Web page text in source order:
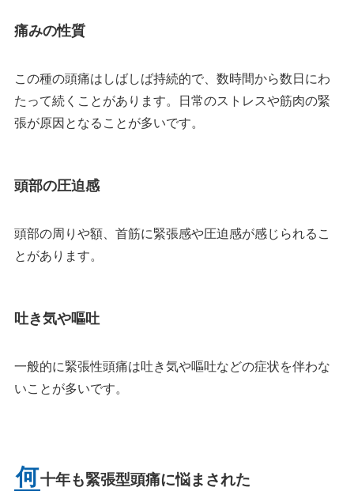
痛みの性質
この種の頭痛はしばしば持続的で、数時間から数日にわ
たって続くことがあります。日常のストレスや筋肉の緊
張が原因となることが多いです。
頭部の圧迫感
頭部の周りや額、首筋に緊張感や圧迫感が感じられるこ
とがあります。
吐き気や嘔吐
一般的に緊張性頭痛は吐き気や嘔吐などの症状を伴わな
いことが多いです。
何十年も緊張型頭痛に悩まされた